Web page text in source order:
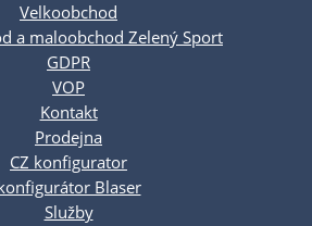
Velkoobchod
a maloobchod Zelený Sport
GDPR
VOP
Kontakt
Prodejna
CZ konfigurator
Blaser
Služby